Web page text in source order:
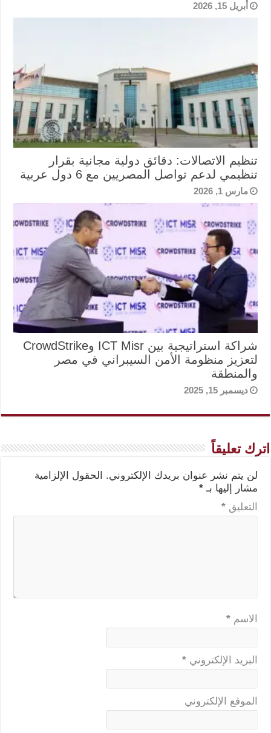
أبريل 15, 2026
تنظيم الاتصالات: دقائق دولية مجانية بقرار
تنظيمي لدعم تواصل المصريين مع 6 دول عربية
مارس 1, 2026
شراكة استراتيجية بين ICT Misr وCrowdStrike
لتعزيز منظومة الأمن السيبراني في مصر
والمنطقة
ديسمبر 15, 2025
اترك تعليقاً
لن يتم نشر عنوان بريدك الإلكتروني.
الحقول الإلزامية
مشار إليها بـ *
التعليق *
الاسم *
البريد الإلكتروني *
الموقع الإلكتروني